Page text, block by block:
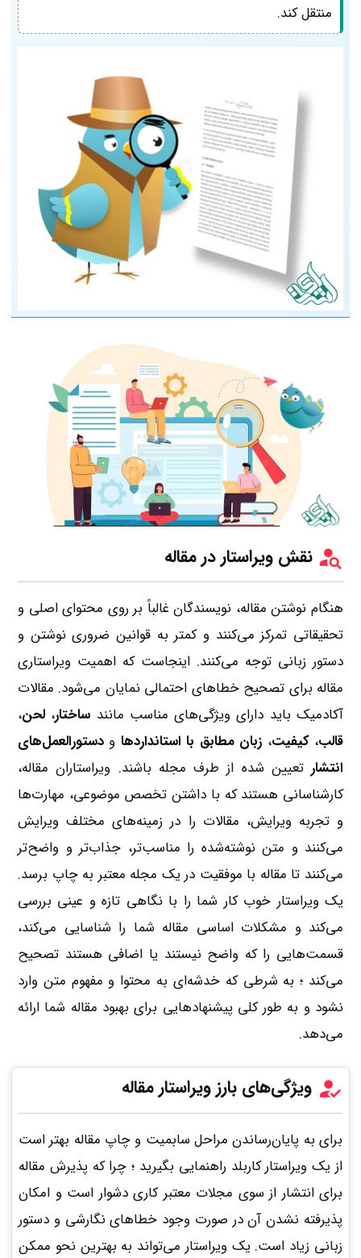
منتقل کند.
نقش ویراستار در مقاله
هنگام نوشتن مقاله، نویسندگان غالباً بر روی محتوای اصلی و
تحقیقاتی تمرکز می‌کنند و کمتر به قوانین ضروری نوشتن و
دستور زبانی توجه می‌کنند. اینجاست که اهمیت ویراستاری
مقاله برای تصحیح خطاهای احتمالی نمایان می‌شود. مقالات
آکادمیک باید دارای ویژگی­‌های مناسب مانند ساختار، لحن،
قالب،کیفیت، زبان مطابق با استانداردها و دستورالعمل­‌های
انتشارتعیین شده از طرف مجله باشند. ویراستاران مقاله،
کارشناسانی هستند که با داشتن تخصص موضوعی، مهارت‌ها
و تجربه ویرایش، مقالات را در زمینه‌های مختلف ویرایش
می‌کنند و متن نوشته‌شده را مناسب‌تر، جذاب‌تر و واضح‌تر
می‌کنند تا مقاله با موفقیت در یک مجله معتبر به چاپ برسد.
یک ویراستار خوب کار شما را با نگاهی تازه و عینی بررسی
می‌کند و مشکلات اساسی مقاله شما را شناسایی می‌کند،
قسمت‌هایی را که واضح نیستند یا اضافی هستند تصحیح
می‌کند ؛ به شرطی که خدشه‌ای به محتوا و مفهوم متن وارد
نشود و به طور کلی پیشنهادهایی برای بهبود مقاله شما ارائه
می‌دهد.
ویژگی‌های بارز ویراستار مقاله
برای به پایان‌رساندن مراحل سابمیت و چاپ مقاله بهتر است
از یک ویراستار کاربلد راهنمایی بگیرید ؛ چرا که پذیرش مقاله
برای انتشار از سوی مجلات معتبر کاری دشوار است و امکان
پذیرفته نشدن آن در صورت وجود خطاهای نگارشی و دستور
زبانی زیاد است. یک ویراستار می‌تواند به بهترین نحو ممکن